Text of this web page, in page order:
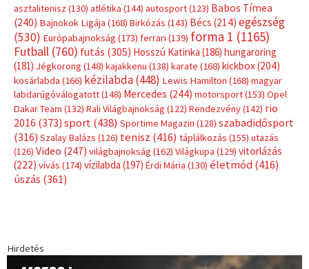
asztalitenisz (130) atlétika (144) autosport(123) Babos Tímea
(240) Bajnokok Ligája (168) Birkózás (143) Bécs (214) egészség
(530) Európabajnokság (173) ferrari (139) forma 1 (1165)
Futball (760) futás (305) Hosszú Katinka (186) hungaroring
(181) Jégkorong (148) kajakkenu (138) karate (168) kickbox(204)
kosárlabda (166) kézilabda(448) Lewis Hamilton (168) magyar
labdarúgóválogatott(148) Mercedes (244) motorsport(153) Opel
Dakar Team (132) Rali Világbajnokság (122) Rendezvény(142) rio
2016 (373) sport(438) Sportime Magazin (128) szabadidősport
(316) Szalay Balázs (126) tenisz (416) táplálkozás (155) utazás
(126) Video (247) világbajnokság (162) Világkupa (129) vitorlázás
(222) vívás (174) vízilabda (197) Érdi Mária (130) életmód(416)
úszás (361)
Hirdetés